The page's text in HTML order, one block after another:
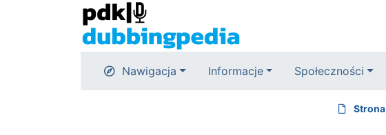
Nawigacja Informacje Społeczności
Strona